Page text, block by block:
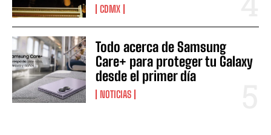
CDMX
Todo acerca de Samsung
Care+ para proteger tu Galaxy
desde el primer día
NOTICIAS